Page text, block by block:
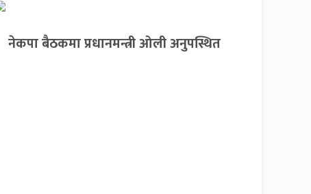
नेकपा बैठकमा प्रधानमन्त्री ओली अनुपस्थित